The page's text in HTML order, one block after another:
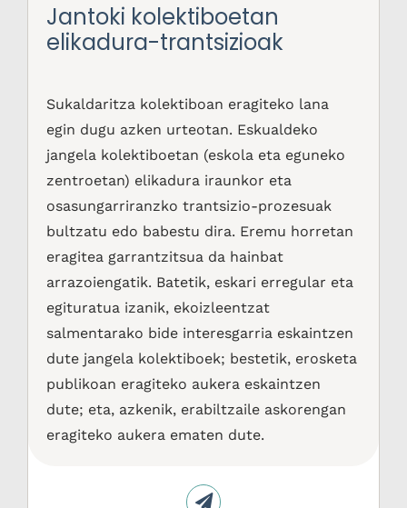
Jantoki kolektiboetan
elikadura-trantsizioak
Sukaldaritza kolektiboan eragiteko lana
egin dugu azken urteotan. Eskualdeko
jangela kolektiboetan (eskola eta eguneko
zentroetan) elikadura iraunkor eta
osasungarriranzko trantsizio-prozesuak
bultzatu edo babestu dira. Eremu horretan
eragitea garrantzitsua da hainbat
arrazoiengatik. Batetik, eskari erregular eta
egituratua izanik, ekoizleentzat
salmentarako bide interesgarria eskaintzen
dute jangela kolektiboek; bestetik, erosketa
publikoan eragiteko aukera eskaintzen
dute; eta, azkenik, erabiltzaile askorengan
eragiteko aukera ematen dute.